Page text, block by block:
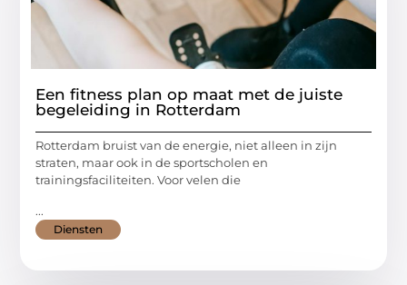
Een fitness plan op maat met de juiste
begeleiding in Rotterdam
Rotterdam bruist van de energie, niet alleen in zijn
straten, maar ook in de sportscholen en
trainingsfaciliteiten. Voor velen die
...
Diensten